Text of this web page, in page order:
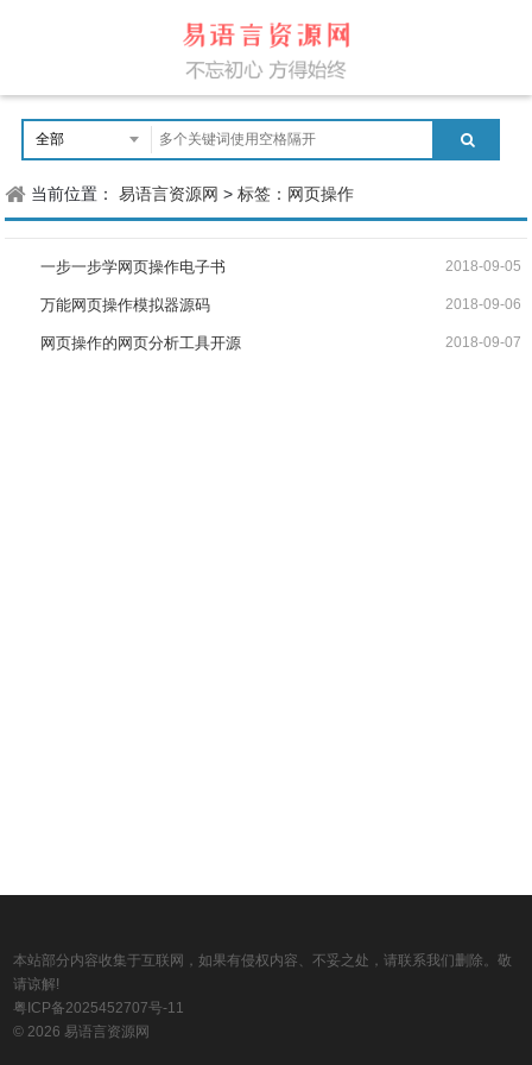
当前位置：易语言资源网 >标签：网页操作
一步一步学网页操作电子书 2018-09-05
万能网页操作模拟器源码 2018-09-06
网页操作的网页分析工具开源 2018-09-07
本站部分内容收集于互联网，如果有侵权内容、不妥之处，请联系我们删除。敬
请谅解!
粤ICP备2025452707号-11
© 2026 易语言资源网